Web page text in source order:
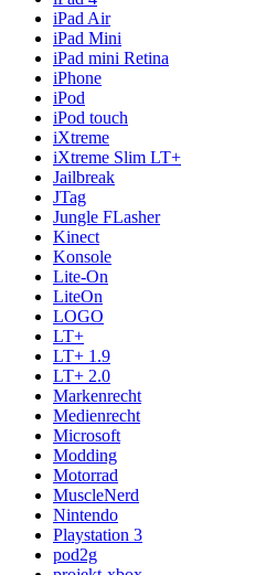
iPad Air
iPad Mini
iPad mini Retina
iPhone
iPod
iPod touch
iXtreme
iXtreme Slim LT+
Jailbreak
JTag
Jungle FLasher
Kinect
Konsole
Lite-On
LiteOn
LOGO
LT+
LT+ 1.9
LT+ 2.0
Markenrecht
Medienrecht
Microsoft
Modding
Motorrad
MuscleNerd
Nintendo
Playstation 3
pod2g